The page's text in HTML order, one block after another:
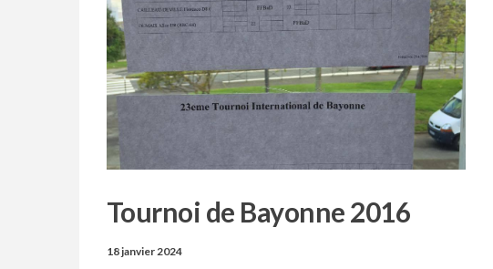
Tournoi de Bayonne 2016
18 janvier 2024